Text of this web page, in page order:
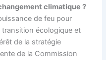
climatique ?
de feu pour
transition écologique et
de la stratégie
de la Commission